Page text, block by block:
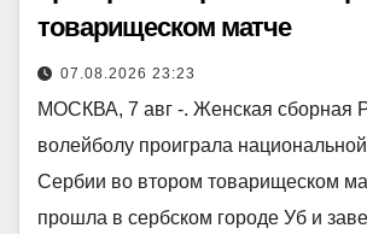
товарищеском матче
07.08.2026 23:23
МОСКВА, 7 авг -. Женская сборная
волейболу проиграла
Сербии во втором товарищеском
прошла в сербском городе Уб и